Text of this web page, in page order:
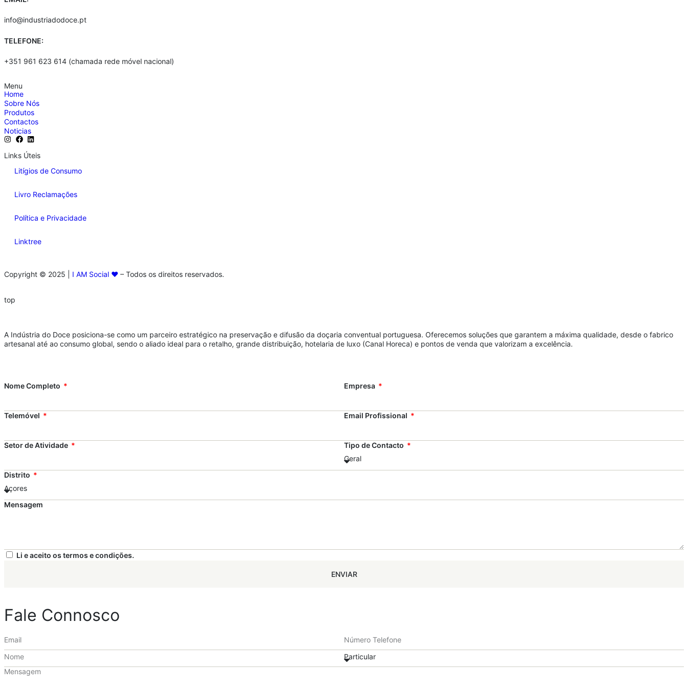
info@industriadodoce.pt
TELEFONE:
+351 961 623 614 (chamada rede móvel nacional)
Menu
Home
Sobre Nós
Produtos
Contactos
Noticias
Links Úteis
Litígios de Consumo
Livro Reclamações
Política e Privacidade
Linktree
Copyright © 2025 | I AM Social ❤️ – Todos os direitos reservados.
top
​A Indústria do Doce posiciona-se como um parceiro estratégico na preservação e difusão da doçaria conventual portuguesa. Oferecemos soluções que garantem a máxima qualidade, desde o fabrico
artesanal até ao consumo global, sendo o aliado ideal para o retalho, grande distribuição, hotelaria de luxo (Canal Horeca) e pontos de venda que valorizam a excelência.
Nome Completo Empresa
Telemóvel Email Profissional
Setor de Atividade Tipo de Contacto
Distrito
Mensagem
Li e aceito os termos e condições.
ENVIAR
Fale Connosco